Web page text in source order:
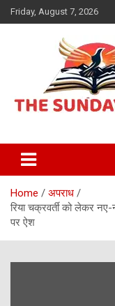
Skip
to
Friday, August 7, 2026
The
Home
अपराध
रिया चक्रवर्ती को लेकर
पर ऐश